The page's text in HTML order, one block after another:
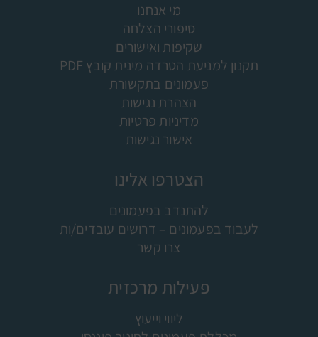
מי אנחנו
סיפורי הצלחה
שקיפות ואישורים
תקנון למניעת הטרדה מינית קובץ PDF
פעמונים בתקשורת
הצהרת נגישות
מדיניות פרטיות
אישור נגישות
הצטרפו אלינו
להתנדב בפעמונים
לעבוד בפעמונים – דרושים עובדים/ות
צרו קשר
פעילות מרכזית
ליווי וייעוץ